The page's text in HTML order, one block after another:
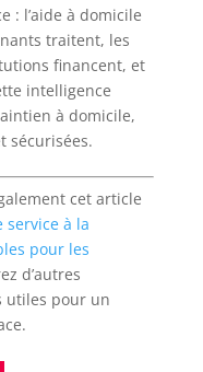
: l’aide à domicile
traitent, les
financent, et
intelligence
à domicile,
sécurisées.
cet article
service à la
pour les
d’autres
utiles pour un